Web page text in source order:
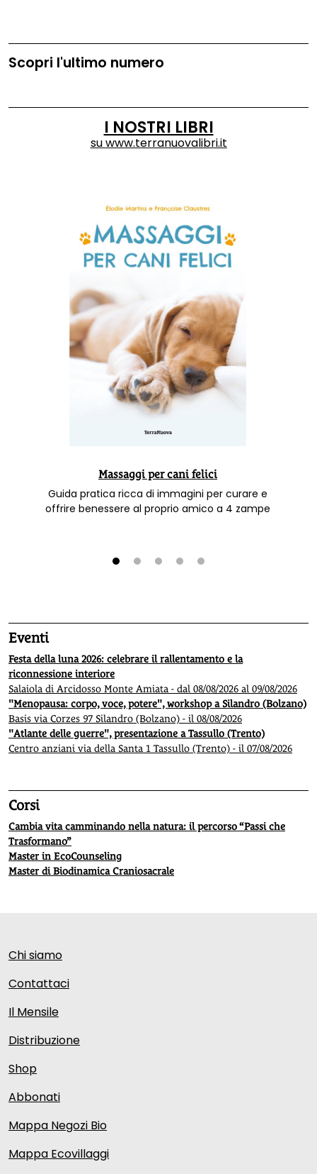
Scopri l'ultimo numero
I NOSTRI LIBRI
suwww.terranuovalibri.it
Massaggi per cani felici
Guida pratica ricca di immagini per curare e
offrire benessere al proprio amico a 4 zampe
Eventi
Festa della luna 2026: celebrare il rallentamento e la
riconnessione interiore
Salaiola di Arcidosso Monte Amiata - dal 08/08/2026 al 09/08/2026
"Menopausa: corpo, voce, potere", workshop a Silandro (Bolzano)
Basis via Corzes 97 Silandro (Bolzano) - il 08/08/2026
"Atlante delle guerre", presentazione a Tassullo (Trento)
Centro anziani via della Santa 1 Tassullo (Trento) - il 07/08/2026
Corsi
Cambia vita camminando nella natura: il percorso “Passi che
Trasformano”
Master in EcoCounseling
Master di Biodinamica Craniosacrale
Chi siamo
Contattaci
Il Mensile
Distribuzione
Shop
Abbonati
Mappa Negozi Bio
Mappa Ecovillaggi